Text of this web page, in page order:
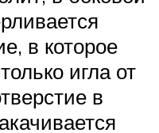
в которое
игла от
в